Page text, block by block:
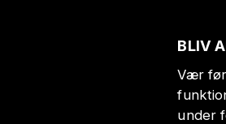
BLIV
Vær
under